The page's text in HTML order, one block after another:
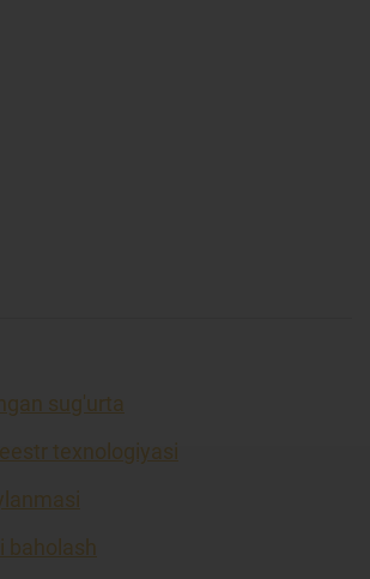
sug'urta
texnologiyasi
baholash